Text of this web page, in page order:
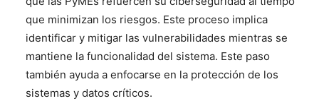
que minimizan los riesgos. Este proceso implica
identificar y mitigar las vulnerabilidades mientras se
mantiene la funcionalidad del sistema. Este paso
también ayuda a enfocarse en la protección de los
sistemas y datos críticos.